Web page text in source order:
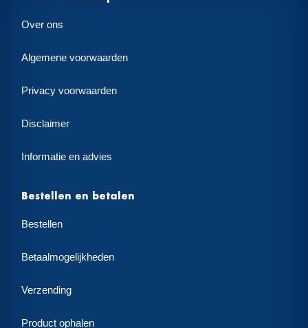
Over ons
Algemene voorwaarden
Privacy voorwaarden
Disclaimer
Informatie en advies
Bestellen en betalen
Bestellen
Betaalmogelijkheden
Verzending
Product ophalen